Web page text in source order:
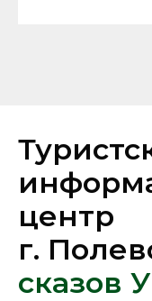
центр
г.
сказов